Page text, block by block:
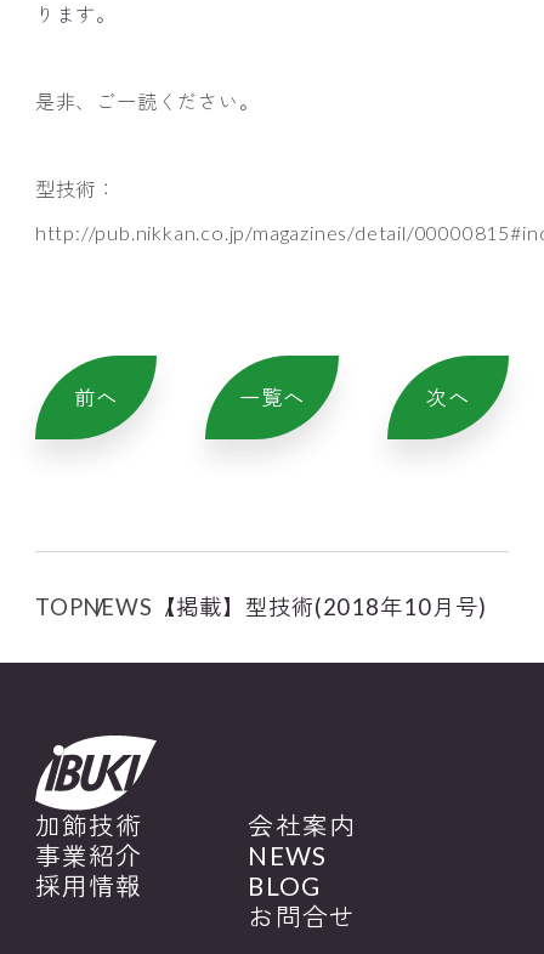
ります。
是非、ご一読ください。
型技術：
http://pub.nikkan.co.jp/magazines/detail/
前へ 一覧へ 次へ
TOPNEWS 【掲載】型技術(2018年10月号)
加飾技術
事業紹介
採用情報
会社案内
NEWS
BLOG
お問合せ